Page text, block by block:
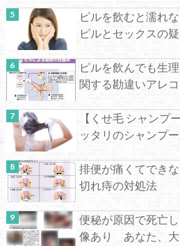
ピルを飲むと濡れ
ピルとセックスの
ピルを飲んでも生
関する勘違いアレ
【くせ毛 シャン
ッタリのシャンプ
排便が痛くてでき
切れ痔の対処法
便秘が原因で死亡
像あり あなた、大